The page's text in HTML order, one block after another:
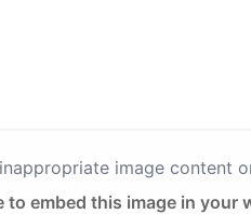
image content
to embed this image in your